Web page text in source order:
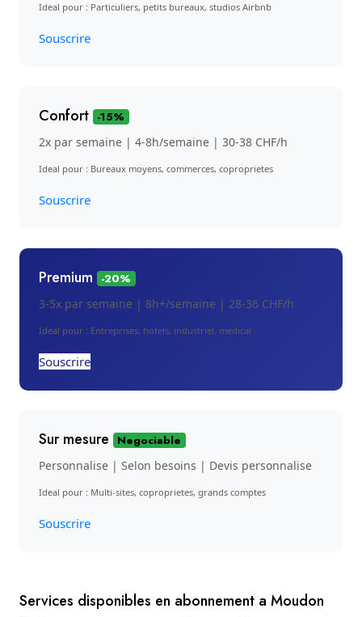
Ideal pour : Particuliers, petits bureaux, studios Airbnb
Souscrire
Confort -15%
2x par semaine | 4-8h/semaine | 30-38 CHF/h
Ideal pour : Bureaux moyens, commerces, coproprietes
Souscrire
Premium
-20%
3-5x par semaine | 8h+/semaine | 28-36 CHF/h
Ideal pour : Entreprises, hotels, industriel, medical
Souscrire
Sur mesure
Negociable
Personnalise | Selon besoins | Devis personnalise
Ideal pour : Multi-sites, coproprietes, grands comptes
Souscrire
Services disponibles en abonnement a Moudon